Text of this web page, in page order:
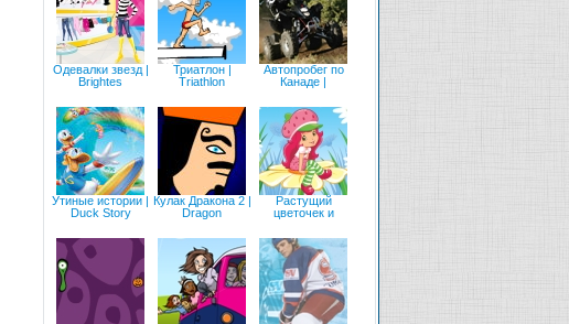
Одевалки звезд |
Brightes
Триатлон |
Triathlon
Автопробег по
Канаде |
Утиные истории |
Duck Story
Кулак Дракона 2 |
Dragon
Растущий
цветочек и